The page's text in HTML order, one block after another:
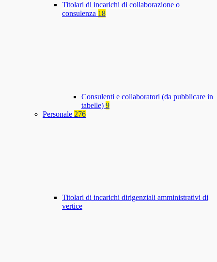
Titolari di incarichi di collaborazione o
consulenza 18
Consulenti e collaboratori (da pubblicare in
tabelle) 9
Personale 276
Titolari di incarichi dirigenziali amministrativi di
vertice